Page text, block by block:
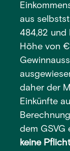
aus
484,82 und
Höhe von
daher der
Einkünfte
dem GSVG
keine